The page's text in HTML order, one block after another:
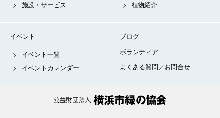
施設・サービス
植物紹介
イベント
イベント一覧
イベントカレンダー
ブログ
ボランティア
よくある質問／お問合せ